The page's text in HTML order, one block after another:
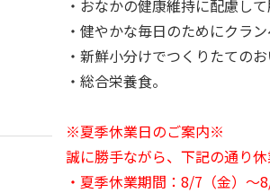
・おなかの健康維持に配慮し
・健やかな毎日のためにクラ
・新鮮小分けでつくりたての
・総合栄養食。
※夏季休業日のご案内※
誠に勝手ながら、下記の通り休
・夏季休業期間：8/7（金）～